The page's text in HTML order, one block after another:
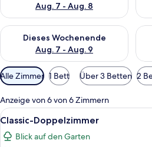
Aug. 7 - Aug. 8
Dieses Wochenende
Aug. 7 - Aug. 9
Überprüfe die Verfügbarkeit für
Verfügbare
Filter
für
Zimmer
Alle Zimmer 1 Bett Über 3 Betten 2
Anzeige von 6 von 6 Zimmern
Alle
Fotos
für
Ein
6
Classic-Doppelzimmer
Blick auf den Garten